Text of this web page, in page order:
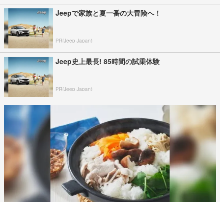
Jeepで家族と夏一番の大冒険へ！
PR(Jeep Japan)
Jeep史上最長! 85時間の試乗体験
PR(Jeep Japan)